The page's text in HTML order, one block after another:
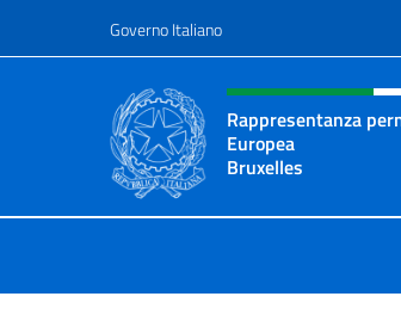
Governo Italiano
Intestazione sito,
Rappresentanza
Europea
Bruxelles
Il sito ufficiale della